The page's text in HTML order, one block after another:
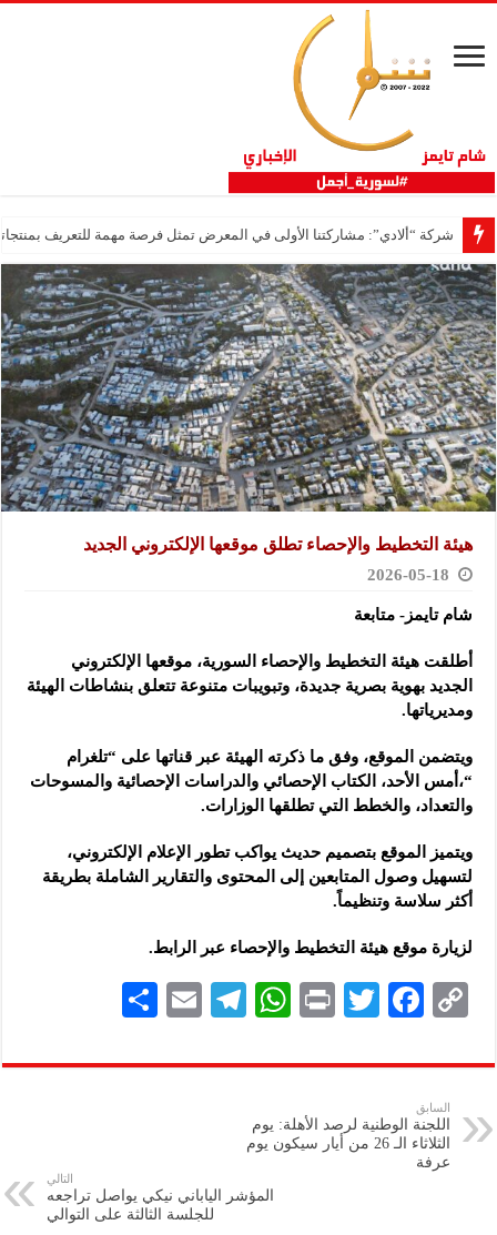
شركة “ألادي”: مشاركتنا الأولى في المعرض تمثل فرصة مهمة للتعريف
هيئة التخطيط والإحصاء تطلق موقعها الإلكتروني الجديد
2026-05-18
شام تايمز- متابعة
أطلقت هيئة التخطيط والإحصاء السورية، موقعها الإلكتروني
الجديد بهوية بصرية جديدة، وتبويبات متنوعة تتعلق بنشاطات الهيئة
ومديرياتها.
ويتضمن الموقع، وفق ما ذكرته الهيئة عبر قناتها على “تلغرام
“،أمس الأحد، الكتاب الإحصائي والدراسات الإحصائية والمسوحات
والتعداد، والخطط التي تطلقها الوزارات.
ويتميز الموقع بتصميم حديث يواكب تطور الإعلام الإلكتروني،
لتسهيل وصول المتابعين إلى المحتوى والتقارير الشاملة بطريقة
أكثر سلاسة وتنظيماً.
لزيارة موقع هيئة التخطيط والإحصاء عبر الرابط.
C
p
y
Li
n
F
eb
k
T
tt
P
nt
W
at
A
p
Te
gr
E
ai
ar
السابق
اللجنة الوطنية لرصد الأهلة: يوم
الثلاثاء الـ 26 من أيار سيكون يوم
عرفة
التالي
المؤشر الياباني نيكي يواصل تراجعه
للجلسة الثالثة على التوالي